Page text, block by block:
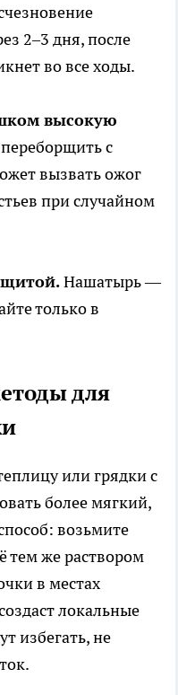
2–3 дня, после
во все ходы.
высокую
с
вызвать ожог
при случайном
Нашатырь —
только в
для
или грядки с
более мягкий,
возьмите
тем же раствором
в местах
локальные
избегать, не